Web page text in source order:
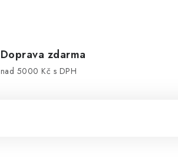
Doprava zdarma
nad 5000 Kč s DPH